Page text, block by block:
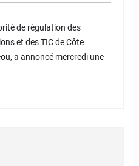
de régulation des
et des TIC de Côte
a annoncé mercredi une